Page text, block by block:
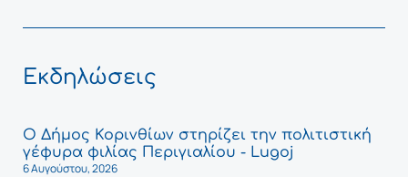
Εκδηλώσεις
Ο Δήμος Κορινθίων στηρίζει την πολιτιστική
γέφυρα φιλίας Περιγιαλίου - Lugoj
6 Αυγούστου, 2026